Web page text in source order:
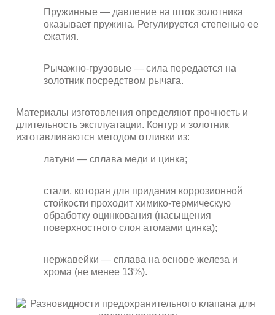
Пружинные — давление на шток золотника
оказывает пружина. Регулируется степенью ее
сжатия.
Рычажно-грузовые — сила передается на
золотник посредством рычага.
Материалы изготовления определяют прочность и
длительность эксплуатации. Контур и золотник
изготавливаются методом отливки из:
латуни — сплава меди и цинка;
стали, которая для придания коррозионной
стойкости проходит химико-термическую
обработку оцинкования (насыщения
поверхностного слоя атомами цинка);
нержавейки — сплава на основе железа и
хрома (не менее 13%).